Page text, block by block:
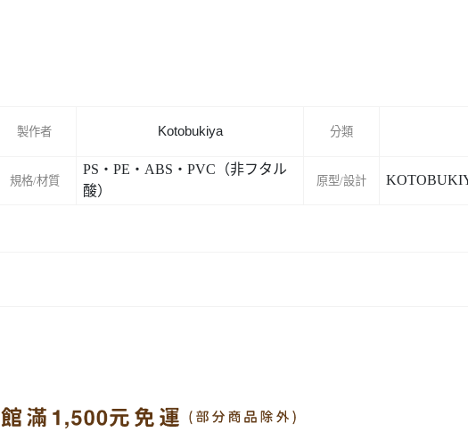
製作者 Kotobukiya 分類
規格/材質
PS・PE・ABS・PVC（非フタル
酸）
原型/設計